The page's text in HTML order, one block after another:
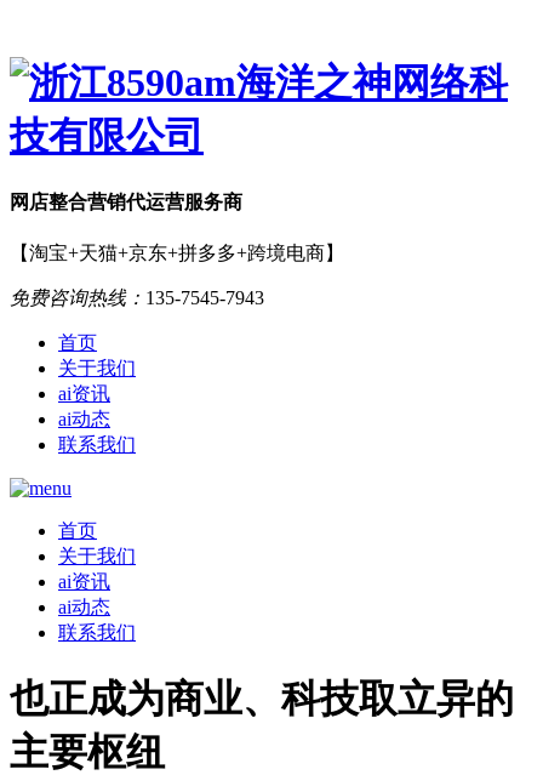
网店整合营销代运营服务商
【淘宝+天猫+京东+拼多多+跨境电商】
免费咨询热线： 135-7545-7943
首页
关于我们
ai资讯
ai动态
联系我们
首页
关于我们
ai资讯
ai动态
联系我们
也正成为商业、科技取立异的
主要枢纽